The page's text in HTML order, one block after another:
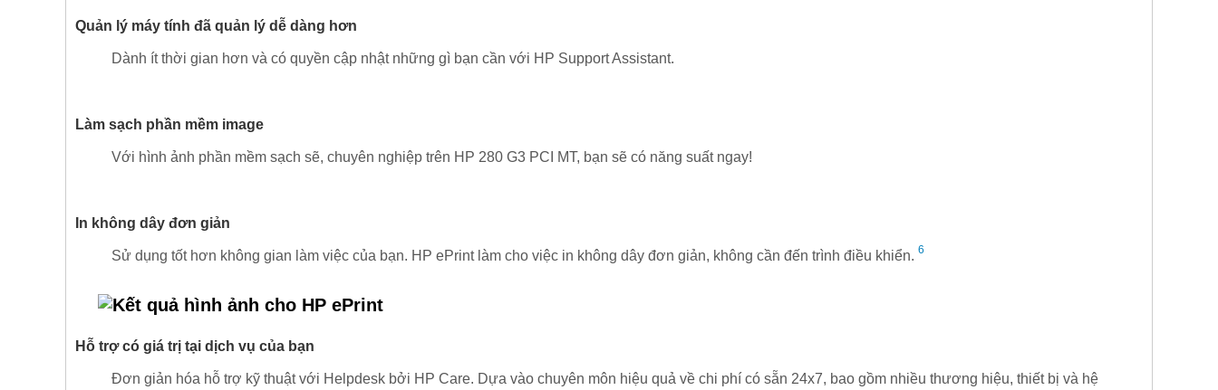
Quản lý máy tính đã quản lý dễ dàng hơn
Dành ít thời gian hơn và có quyền cập nhật những gì bạn cần với HP Support Assistant.
Làm sạch phần mềm image
Với hình ảnh phần mềm sạch sẽ, chuyên nghiệp trên HP 280 G3 PCI MT, bạn sẽ có năng suất ngay!
In không dây đơn giản
Sử dụng tốt hơn không gian làm việc của bạn. HP ePrint làm cho việc in không dây đơn giản, không cần đến trình điều khiển. 6
Hỗ trợ có giá trị tại dịch vụ của bạn
Đơn giản hóa hỗ trợ kỹ thuật với Helpdesk bởi HP Care. Dựa vào chuyên môn hiệu quả về chi phí có sẵn 24x7, bao gồm nhiều thương hiệu, thiết bị và hệ